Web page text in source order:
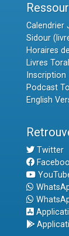
Calendrier
Sidour
Horaires
Livres
Inscription
Podcast
English
Twitter